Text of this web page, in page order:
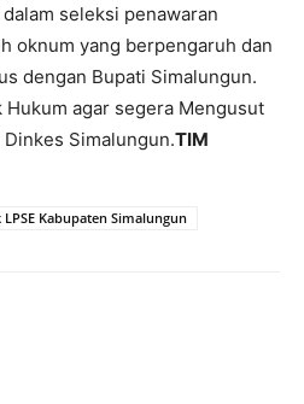
seleksi penawaran
oknum yang berpengaruh dan
dengan Bupati Simalungun.
Hukum agar segera Mengusut
Simalungun.TIM
Kabupaten Simalungun